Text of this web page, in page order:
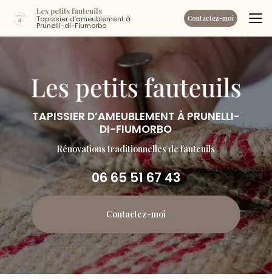
contenu
principal
Les petits fauteuils
Tapissier d’ameublement à
Prunelli-di-Fiumorbo
Contactez-moi
TAPISSIER D’AMEUBLEMENT À PRUNELLI-
DI-FIUMORBO
Rénovations traditionnelles de fauteuils
06 65 51 67 43
Contactez-moi